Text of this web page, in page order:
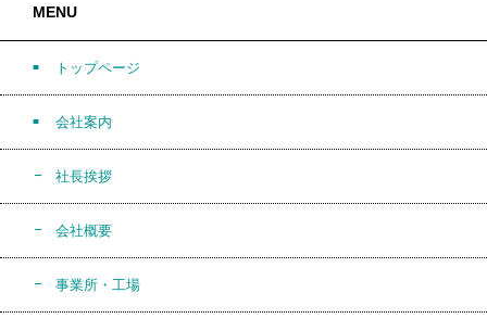
MENU
トップページ
会社案内
社長挨拶
会社概要
事業所・工場